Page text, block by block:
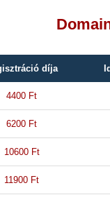
díja
4400 Ft
6200 Ft
10600 Ft
11900 Ft